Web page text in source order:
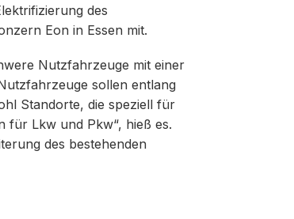
des
Eon in Essen mit.
Nutzfahrzeuge mit einer
sollen entlang
Standorte, die speziell für
für Lkw und Pkw“, hieß es.
des bestehenden